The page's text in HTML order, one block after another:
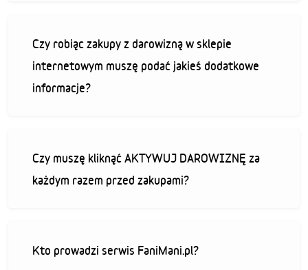
Czy robiąc zakupy z darowizną w sklepie
internetowym muszę podać jakieś dodatkowe
informacje?
Czy muszę kliknąć AKTYWUJ DAROWIZNĘ za
każdym razem przed zakupami?
Kto prowadzi serwis FaniMani.pl?